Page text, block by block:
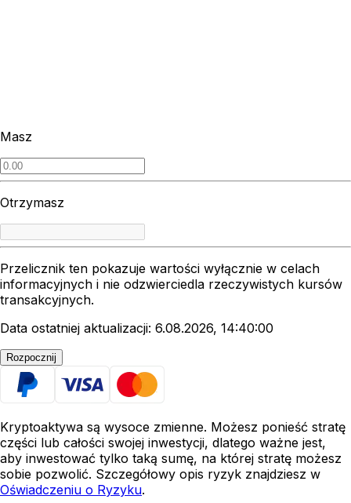
Masz
Otrzymasz
Przelicznik ten pokazuje wartości wyłącznie w celach
informacyjnych i nie odzwierciedla rzeczywistych kursów
transakcyjnych.
Data ostatniej aktualizacji: 6.08.2026, 14:40:00
Rozpocznij
Kryptoaktywa są wysoce zmienne. Możesz ponieść stratę
części lub całości swojej inwestycji, dlatego ważne jest,
aby inwestować tylko taką sumę, na której stratę możesz
sobie pozwolić. Szczegółowy opis ryzyk znajdziesz w
Oświadczeniu o Ryzyku.